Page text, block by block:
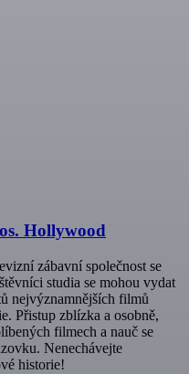
Hollywood
zábavní společnost se
studia se mohou vydat
nejvýznamnějších filmů
Přistup zblízka a osobně,
filmech a nauč se
Nenechávejte
historie!